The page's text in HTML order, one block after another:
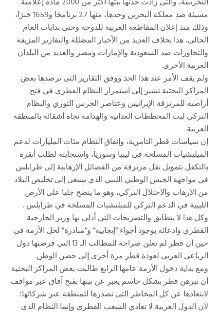
مسيئة ضد مملكة البحرين وحدها، منها 27 برنامجًا و1659 خبرًا،
وذلك منذ إعلان المقاطعة العربية للدوحة وحتى بدايات العام
الحالي، هذا بخلاف العديد من الأخبار المضللة والتقارير المزيفة
والتجاوزات ضد السعودية والإمارات ومصر والعديد من البلدان
العربية الأخرى.
ولم يقف الأمر عند هذا الحد ووفق التقارير التى ترصدها بعض
المراكز البحثية تشير إلى استمرار النظام القطري في فتح
أراضيه للمرتزقة الإيرانيين وعناصر الحرس الثوري والنظام
التركي لبث المخططات العدائية والهدامة تجاه أشقائه بالمنطقة
العربية .
إن سياسات قطر التآمرية، وإنفاق النظام مئات المليارات لدعم
الميليشيات المسلحة فى ليبيا وسوريا، واستجابته لطلب أنقرة
بالتكفل بتمويل نقل مرتزقة من الفصائل الإرهابية إلى طرابلس
في مواجهة الجيش الوطني الليبي الذي يسعى إلى تخليص البلاد
من الإرهاب والاحتلال التركي، وهو ما يتضح جليا على الأرض
الليبية في الدعم التركي للميليشيات المسلحة في طرابلس .
وكل هذا لا يتطابق والتصريحات التي أدلى بها وزير الخارجية
القطري وادعائه بوجود أجواء “إيجابية” و”مبادرة” لحل الأزمة فى
حين أن قطر لم تعلن صراحة للمطالب الـ 13 التي فرضتها دول
الرباعي العربي لعودة قطر مرة أخرى إلى حضن الوطن.
ومع بداية دخول الأزمة عامها الرابع طالبت بعض المراكز البحثية
أن تبرهن قطر بشكل حاسم يعبر عن نيتها بفتح آفاق عبر مواقف
لابتعادها عن كل المخاطر التى تصدرها للمنطقة عبر شركائها؛
لأن الدول العربية لا تعادي الشعب القطرى وإنما النظام الذى